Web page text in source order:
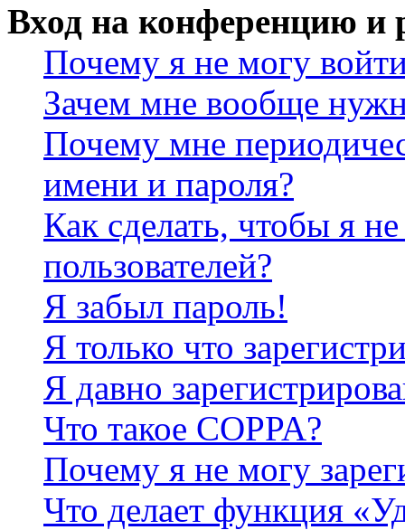
Вход на конференцию и
Почему я не могу
Зачем мне вообще
Почему мне
имени и пароля?
Как сделать, чтобы я
пользователей?
Я забыл пароль!
Я только что
Я давно
Что такое COPPA?
Почему я не могу
Что делает функция